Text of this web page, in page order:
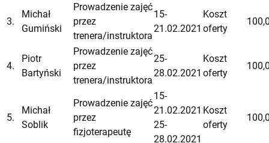
3.
Michał
Gumiński
Prowadzenie zajęć
przez
trenera/instruktora
15-
21.02.2021
Koszt
oferty
4.
Piotr
Bartyński
Prowadzenie zajęć
przez
trenera/instruktora
25-
28.02.2021
Koszt
oferty
5.
Michał
Soblik
Prowadzenie zajęć
przez
fizjoterapeutę
15-
21.02.2021
25-
28.02.2021
Koszt
oferty